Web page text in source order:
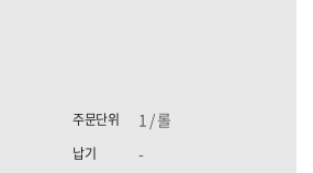
1 / 롤
-